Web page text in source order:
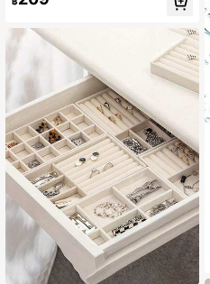
ชั้น (2, 3, 4 หรือ 5 ชั้น) ผลิตภัณฑ์อเนก
การในการจัดเก็บในชีวิตประจำวัน